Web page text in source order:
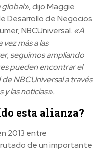
global»,dijo Maggie
Desarrollo de Negocios
NBCUniversal. «A
más a las
seguimos ampliando
pueden encontrar el
NBCUniversal a través
las noticias».
esta alianza?
2013 entre
de un importante